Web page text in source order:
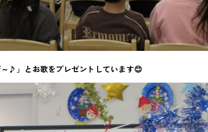
♪」とお歌をプレゼントしています😊